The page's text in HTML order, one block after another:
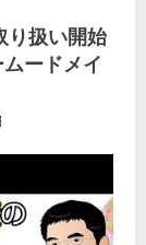
り扱い開始
ードメイ